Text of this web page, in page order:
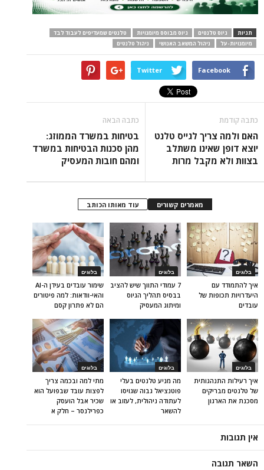
תגיות גיוס טלנטים גיוס מבוסס מיומנויות
טלנטים שמעדיפים לעבוד לבד
מיומנויות-על
ניהול המשאב האנושי ניהול טלנטים
Facebook
Twitter
כתבה קודמת
האם ולמה צריך לגייס טלנט
יוצא דופן שאינו משתלב
בצוות ולא מקבל מרות
כתבה הבאה
בטיחות במשרד הממוזג:
מהן סכנות הבטיחות במשרד
ומהם חובות המעסיק
מאמרים קשורים עוד מאותו הכותב
בלוגים
שימור עובדים בעידן ה-AI
והאי-וודאות: למה פיטורים
הם לא פתרון קסם
בלוגים
7 עמודי התווך שיש להציב
בבסיס תהליך הגיוס
ומיתוג המעסיק
בלוגים
איך להתמודד עם
היעדרויות תכופות של
עובדים
בלוגים
מתי למה ובכמה צריך
לפצות עובד שבפועל הוא
שכיר אבל הועסק
כפרילנסר – חלק א
בלוגים
מה מניע טלנטים בעלי
פוטנציאל גבוה שגויסו
לעתודה ניהולית, לעזוב או
להשאר
בלוגים
איך רעילות התנהגותית
של טלנטים מבריקים
מסכנת את הארגון
אין תגובות
השאר תגובה